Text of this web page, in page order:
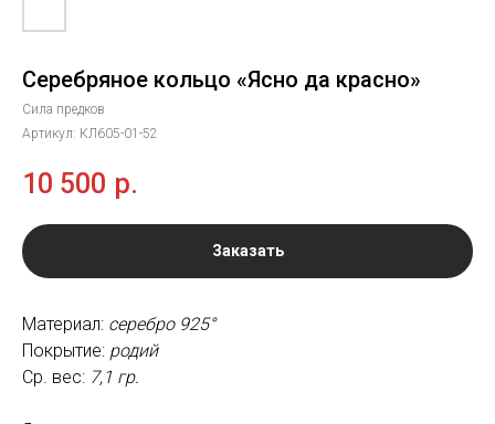
Серебряное кольцо «Ясно да красно»
Сила предков
Артикул: КЛ605-01-52
10 500 р.
Заказать
Материал: серебро 925°
Покрытие: родий
Ср. вес: 7,1 гр.